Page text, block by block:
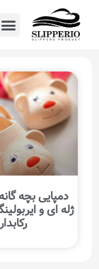
دمپایی بچه
ژله ای و
رکابدار